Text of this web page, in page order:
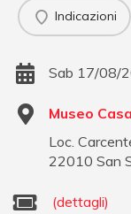
Indicazioni
Sab 17/08/
Museo
Loc.
22010 San
(dettagli)